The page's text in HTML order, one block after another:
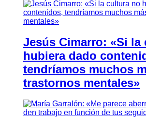
Jesús Cimarro: «Si la
hubiera dado
tendríamos muchos
trastornos mentales»